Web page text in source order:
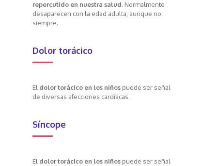
repercutido en nuestra salud. Normalmente
desaparecen con la edad adulta, aunque no
siempre.
Dolor torácico
El dolor torácico en los niñospuede ser señal
de diversas afecciones cardíacas.
Síncope
El dolor torácico en los niñospuede ser señal